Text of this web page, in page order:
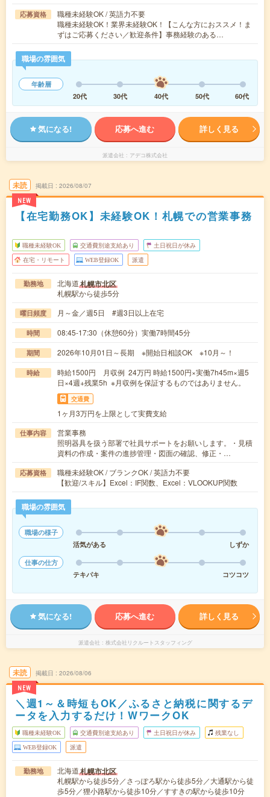
応募資格
職種未経験OK / 英語力不要
職種未経験OK！業界未経験OK！【こんな方におススメ！ま
ずはご応募ください／歓迎条件】事務経験のある…
職場の雰囲気
年齢層
20代
30代 40代 50代 60代
気になる! 応募へ進む 詳しく見る
派遣会社 アデコ株式会社
未読
NEW
掲載日 2026/08/07
【在宅勤務OK】未経験OK！札幌での営業事務
職種未経験OK 交通費別途支給あり 土日祝日が休み
在宅・リモート WEB登録OK 派遣
勤務地 北海道札幌市北区
札幌駅から徒歩5分
曜日頻度 月～金／週5日 #週3日以上在宅
時間 08:45-17:30（休憩60分）実働7時間45分
期間 2026年10月01日～長期 ※開始日相談OK ※10月～！
時給
時給1500円 月収例 24万円 時給1500円×実働7h45m×週5
日×4週+残業5h ※月収例を保証するものではありません。
交通費
1ヶ月3万円を上限として実費支給
仕事内容
営業事務
照明器具を扱う部署で社員サポートをお願いします。・見積
資料の作成・案件の進捗管理・図面の確認、修正・…
応募資格
職種未経験OK / ブランクOK / 英語力不要
【歓迎/スキル】Excel：IF関数、Excel：VLOOKUP関数
職場の雰囲気
職場の様子
活気がある
しずか
仕事の仕方
テキパキ
コツコツ
気になる! 応募へ進む 詳しく見る
派遣会社 株式会社リクルートスタッフィング
未読
NEW
掲載日 2026/08/06
＼週1～＆時短もOK／ふるさと納税に関するデ
ータを入力するだけ！WワークOK
職種未経験OK 交通費別途支給あり 土日祝日が休み 残業なし
WEB登録OK 派遣
勤務地 北海道札幌市北区
札幌駅から徒歩5分／さっぽろ駅から徒歩5分／大通駅から徒
歩5分／狸小路駅から徒歩10分／すすきの駅から徒歩10分